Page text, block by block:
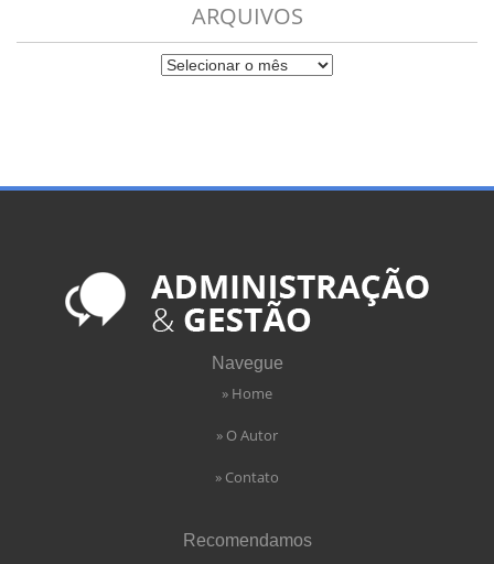
ARQUIVOS
Navegue
» Home
» O Autor
» Contato
Recomendamos